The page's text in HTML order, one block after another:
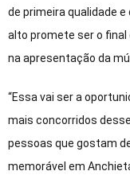
de primeira qualidade
alto promete ser o final
na apresentação da
“Essa vai ser a
mais concorridos
pessoas que gostam
memorável em